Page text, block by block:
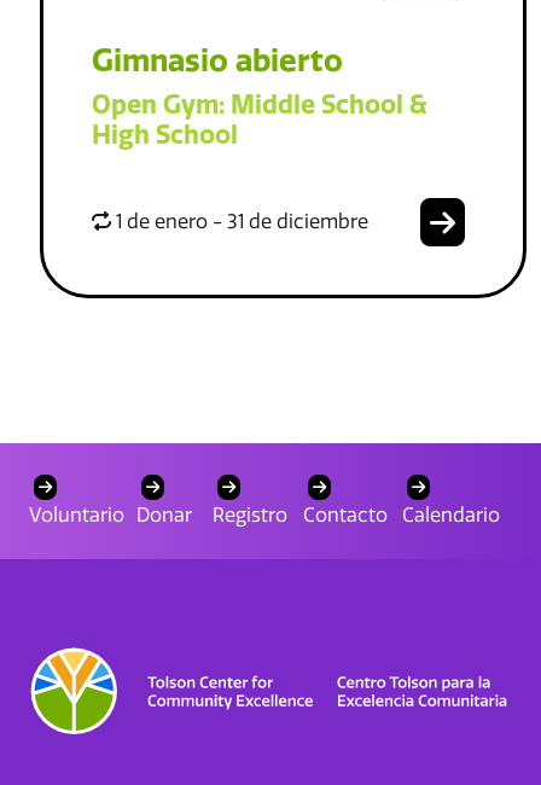
Gimnasio abierto
Open Gym: Middle School &
High School
1 de enero - 31 de diciembre
Voluntario Donar Registro Contacto Calendario